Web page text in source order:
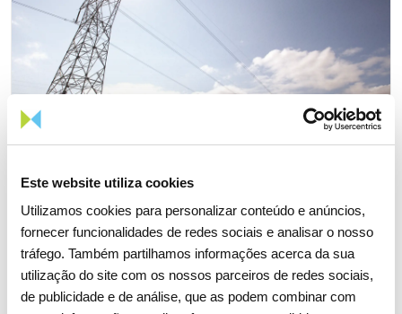
Este website utiliza cookies
Utilizamos cookies para personalizar conteúdo e anúncios,
fornecer funcionalidades de redes sociais e analisar o nosso
tráfego. Também partilhamos informações acerca da sua
utilização do site com os nossos parceiros de redes sociais,
de publicidade e de análise, que as podem combinar com
06 JULHO 2026
Portugal regista novos máximos